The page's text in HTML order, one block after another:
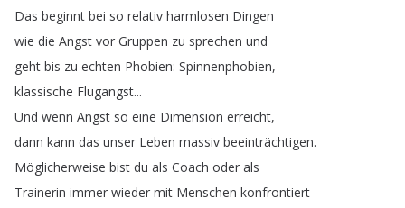
Das beginnt bei so relativ harmlosen Dingen
wie die Angst vor Gruppen zu sprechen und
geht bis zu echten Phobien: Spinnenphobien,
klassische Flugangst...
Und wenn Angst so eine Dimension erreicht,
dann kann das unser Leben massiv beeinträchtigen.
Möglicherweise bist du als Coach oder als
Trainerin immer wieder mit Menschen konfrontiert